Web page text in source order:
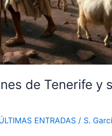
de Tenerife y
ENTRADAS / S.